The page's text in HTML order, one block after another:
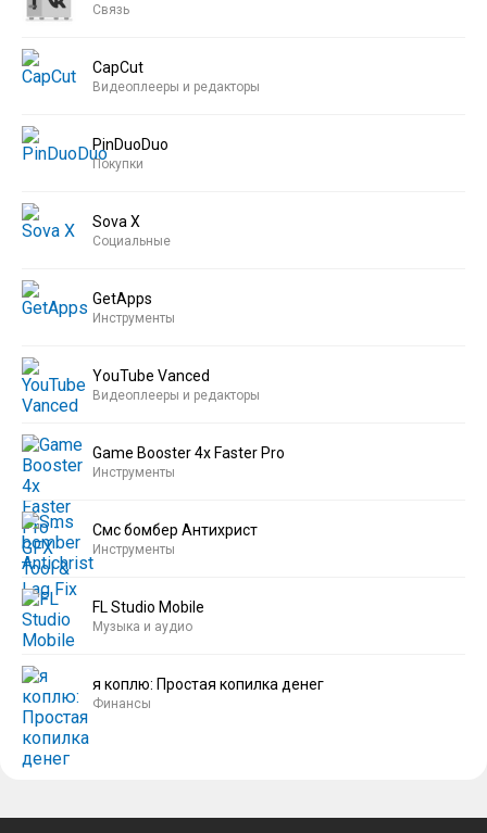
Связь
CapCut
Видеоплееры и редакторы
PinDuoDuo
Покупки
Sova X
Социальные
GetApps
Инструменты
YouTube Vanced
Видеоплееры и редакторы
Game Booster 4x Faster Pro
Инструменты
Смс бомбер Антихрист
Инструменты
FL Studio Mobile
Музыка и аудио
я коплю: Простая копилка денег
Финансы